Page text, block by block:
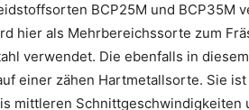
BCP25M und BCP35M
hier als Mehrbereichssorte zum
verwendet. Die ebenfalls in
einer zähen Hartmetallsorte. Sie
mittleren Schnittgeschwindigkeiten